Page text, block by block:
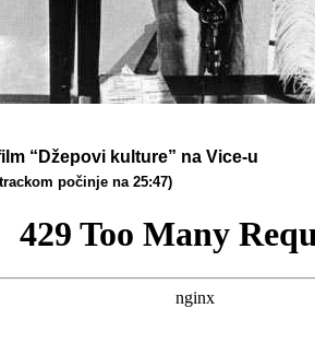
“Džepovi kulture” na Vice-u
počinje na 25:47)